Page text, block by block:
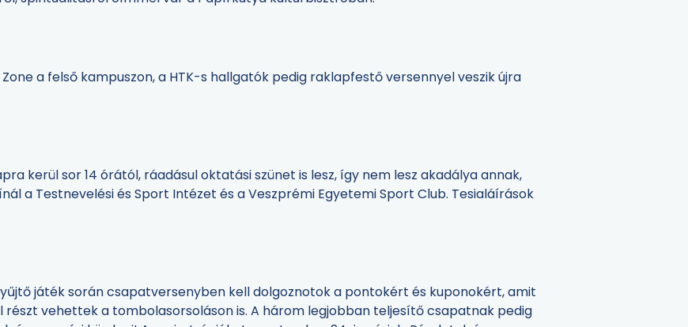
a felső kampuszon, a HTK-s hallgatók pedig raklapfestő versennyel veszik újra
kerül sor 14 órától, ráadásul oktatási szünet is lesz, így nem lesz akadálya annak,
a Testnevelési és Sport Intézet és a Veszprémi Egyetemi Sport Club. Tesialáírások
játék során csapatversenyben kell dolgoznotok a pontokért és kuponokért, amit
vehettek a tombolasorsoláson is. A három legjobban teljesítő csapatnak pedig